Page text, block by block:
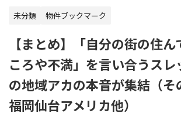
未分類 物件ブックマーク
【まとめ】「自分の街の住
ころや不満」を言い合うス
の地域アカの本音が集結（そ
福岡仙台アメリカ他）